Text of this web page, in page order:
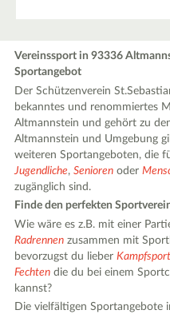
Vereinssport in 93336
Sportangebot
Der Schützenverein
bekanntes und renommiertes
Altmannstein und gehört zu
Altmannstein und Umgebung
weiteren Sportangeboten, die
Jugendliche,Senioren oder
zugänglich sind.
Finde den perfekten
Wie wäre es z.B. mit einer
Radrennen zusammen mit
bevorzugst du lieber
Fechten die du bei einem
kannst?
Die vielfältigen Sportangebote